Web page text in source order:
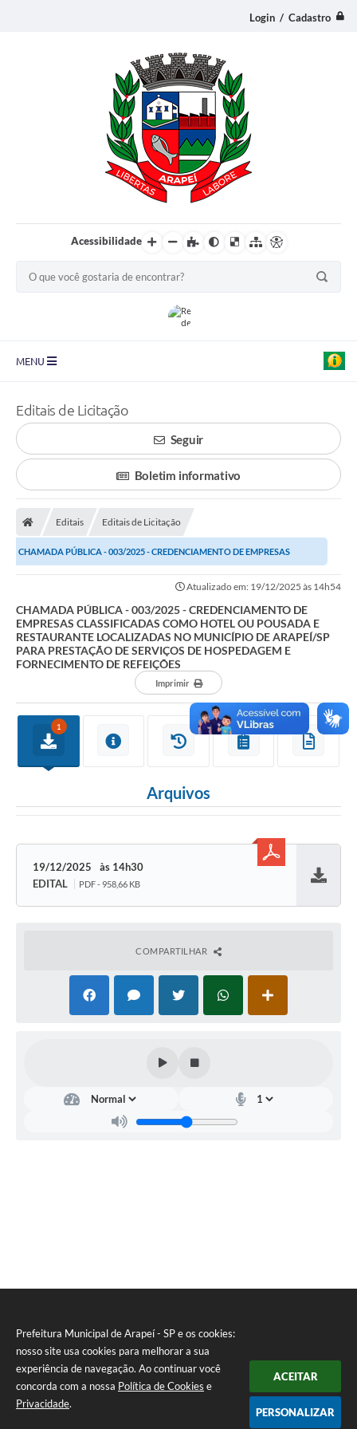
Prefeitura Municipal de Arapeí - SP e os cookies:
nosso site usa cookies para melhorar a sua
experiência de navegação. Ao continuar você
concorda com a nossa Política de Cookies e
Privacidade.
ACEITAR
PERSONALIZAR
Login / Cadastro
Acessibilidade
MENU
Transparência
Diário Oficial
Legislação
Turismo
Ouvidoria
Planos
Galeria de Fotos
SIAFIC
Sabesp
Elektro
Audiências Públicas
Editais de Licitação
Seguir
Boletim informativo
Editais Editais de Licitação
CHAMADA PÚBLICA - 003/2025 - CREDENCIAMENTO DE EMPRESAS
Atualizado em: 19/12/2025 às 14h54
CHAMADA PÚBLICA - 003/2025 - CREDENCIAMENTO DE
EMPRESAS CLASSIFICADAS COMO HOTEL OU POUSADA E
RESTAURANTE LOCALIZADAS NO MUNICÍPIO DE ARAPEÍ/SP
PARA PRESTAÇÃO DE SERVIÇOS DE HOSPEDAGEM E
FORNECIMENTO DE REFEIÇÕES
Imprimir
1
Arquivos
19/12/2025
14h30
EDITAL
PDF - 958,66 KB
COMPARTILHAR